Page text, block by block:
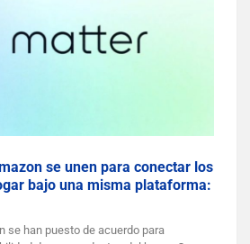
se unen para conectar los
bajo una misma plataforma:
se han puesto de acuerdo para